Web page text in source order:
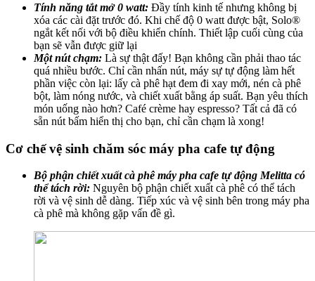
Tính năng tắt mở 0 watt: Đầy tính kinh tế nhưng không bị
xóa các cài đặt trước đó. Khi chế độ 0 watt được bật, Solo®
ngắt kết nối với bộ điều khiển chính. Thiết lập cuối cùng của
bạn sẽ vẫn được giữ lại
Một nút chạm: Là sự thật đấy! Bạn không cần phải thao tác
quá nhiều bước. Chỉ cần nhấn nút, máy sự tự động làm hết
phần việc còn lại: lấy cà phê hạt đem đi xay mới, nén cà phê
bột, làm nóng nước, và chiết xuất bằng áp suất. Bạn yêu thích
món uống nào hơn? Café crème hay espresso? Tất cả đã có
sẵn nút bấm hiển thị cho bạn, chỉ cần chạm là xong!
Cơ chế vệ sinh chăm sóc máy pha cafe tự động
Bộ phận chiết xuất cà phê máy pha cafe tự động Melitta có
thể tách rời: Nguyên bộ phận chiết xuất cà phê có thể tách
rời và vệ sinh dễ dàng. Tiếp xúc và vệ sinh bên trong máy pha
cà phê mà không gặp vấn đề gì.